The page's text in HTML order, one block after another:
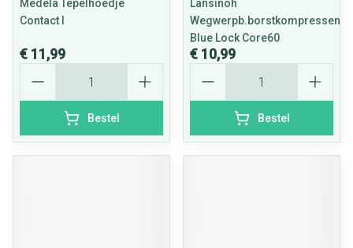
Medela Tepelhoedje
Contact l
€ 11,99
Bestel
Lansinoh
Wegwerpb.borstkompressen
Blue Lock Core60
€ 10,99
Bestel